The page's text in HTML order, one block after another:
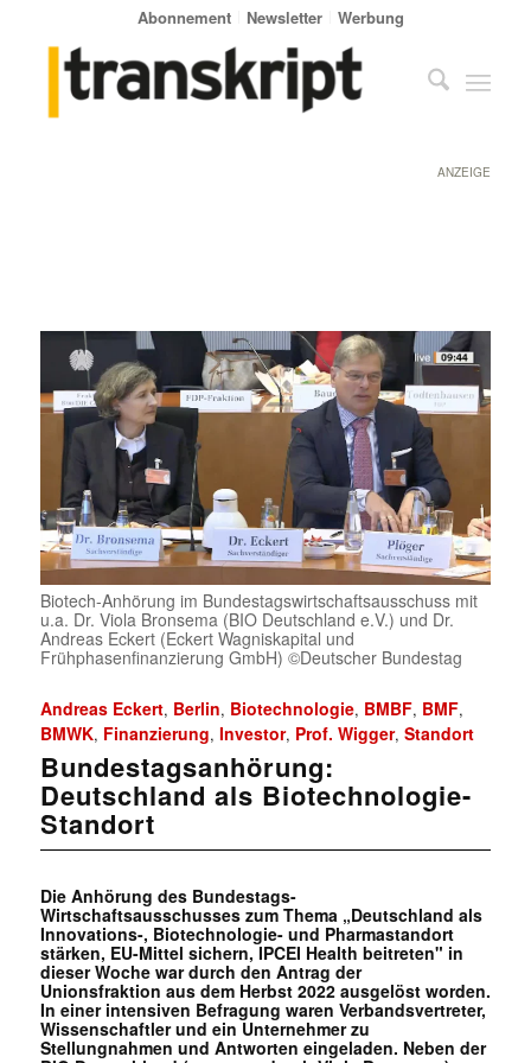
Abonnement Newsletter Werbung
ANZEIGE
Biotech-Anhörung im Bundestagswirtschaftsausschuss mit
u.a. Dr. Viola Bronsema (BIO Deutschland e.V.) und Dr.
Andreas Eckert (Eckert Wagniskapital und
Frühphasenfinanzierung GmbH) ©Deutscher Bundestag
Andreas Eckert, Berlin, Biotechnologie, BMBF, BMF,
BMWK, Finanzierung, Investor, Prof. Wigger, Standort
Bundestagsanhörung:
Deutschland als Biotechnologie-
Standort
Die Anhörung des Bundestags-
Wirtschaftsausschusses zum Thema „Deutschland als
Innovations-, Biotechnologie- und Pharmastandort
stärken, EU-Mittel sichern, IPCEI Health beitreten" in
dieser Woche war durch den Antrag der
Unionsfraktion aus dem Herbst 2022 ausgelöst worden.
In einer intensiven Befragung waren Verbandsvertreter,
Wissenschaftler und ein Unternehmer zu
Stellungnahmen und Antworten eingeladen. Neben der